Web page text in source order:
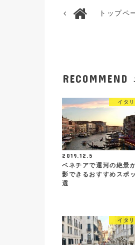
トップペ
RECOMMEND
イタ
2019.12.5
ベネチアで運河の絶景
影できるおすすめスポ
選
イタ